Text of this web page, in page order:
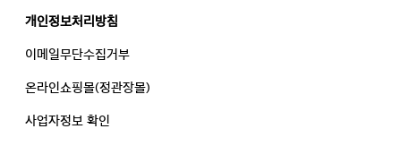
개인정보처리방침
이메일무단수집거부
온라인쇼핑몰(정관장몰)
사업자정보 확인